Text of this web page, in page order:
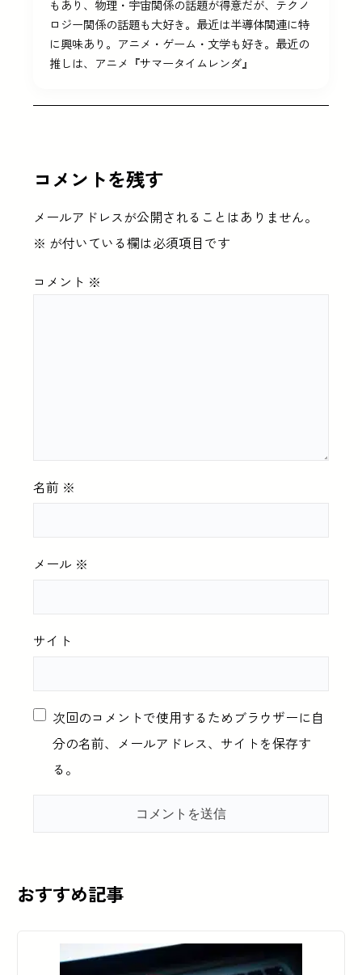
もあり、物理・宇宙関係の話題が得意だが、テクノ
ロジー関係の話題も大好き。最近は半導体関連に特
に興味あり。アニメ・ゲーム・文学も好き。最近の
推しは、アニメ『サマータイムレンダ』
コメントを残す
メールアドレスが公開されることはありません。
※ が付いている欄は必須項目です
コメント ※
名前 ※
メール ※
サイト
次回のコメントで使用するためブラウザーに自
分の名前、メールアドレス、サイトを保存す
る。
おすすめ記事